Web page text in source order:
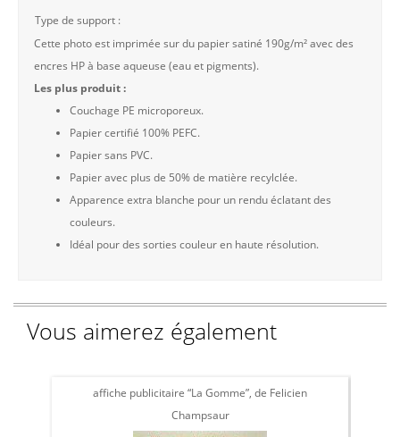
Type de support :
Cette photo est imprimée sur du papier satiné 190g/m² avec des
encres HP à base aqueuse (eau et pigments).
Les plus produit :
Couchage PE microporeux.
Papier certifié 100% PEFC.
Papier sans PVC.
Papier avec plus de 50% de matière recylclée.
Apparence extra blanche pour un rendu éclatant des
couleurs.
Idéal pour des sorties couleur en haute résolution.
Vous aimerez également
affiche publicitaire “La Gomme”, de Felicien
Champsaur